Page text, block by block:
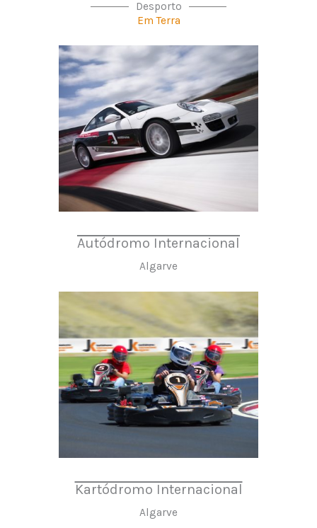
Desporto
Em Terra
Autódromo Internacional
Algarve
Kartódromo Internacional
Algarve